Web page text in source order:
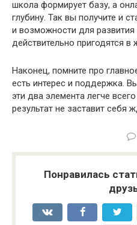
школа формирует базу, а
глубину. Так вы получите и
и возможности для
действительно пригодятся в
Наконец, помните про
есть интерес и поддержка.
эти два элемента легче
результат не заставит себя
Понравилась